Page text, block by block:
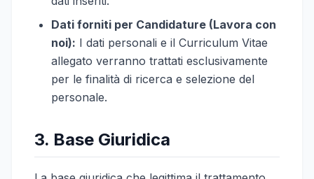
Dati forniti per Candidature (Lavora con
noi): I dati personali e il Curriculum Vitae
allegato verranno trattati esclusivamente
per le finalità di ricerca e selezione del
personale.
3. Base Giuridica